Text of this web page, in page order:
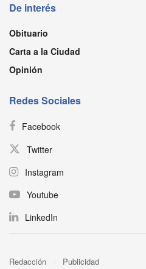
De interés
Obituario
Carta a la Ciudad
Opinión
Redes Sociales
Facebook
Twitter
Instagram
Youtube
LinkedIn
Redacción Publicidad